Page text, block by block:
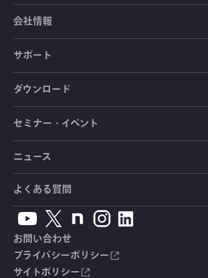
加速度センサ
圧力センサ
トルクセンサ
荷重計
土圧計
間隙水圧計
傾斜計
鉄筋計
沈下計
自動車用センサ
シートベルト張力計
操舵力・操舵角計
手ブレーキ計・チェンジレバー操作力
踏力計
ホイールトルクセンサ
人体ダミー用センサ
測定器
データロガー
指示計・表示器
増幅器（アンプ）
ハンディ測定器（チェッカ）
ソフトウェア
計測システム
道路用計測システム
鉄道用計測システム
自動車用計測システム
土木用計測システム
ブリッジボックス
ケーブル・コネクタ
アクセサリ
製品・サービスTopics
ひずみゲージ
センサ（変換器）
測定器
光ファイバ計測ソリューション - 学ぶ・調
共和技報
単位変換表
用語集
会社情報
拠点情報
会社概要
サポート
製品輸出時の取り扱いと該非判定書
毒物及び劇物譲受書
安全データシート（SDS）
カタログ・資料のダウンロード
生産終了製品一覧
拠点情報
ダウンロード
カタログ
取扱説明書
CADデータ
ソフトウェアバージョンアップ
総合カタログ
セミナー・イベント
セミナー・講習会
イベント・展示会
ニュース
よくある質問
お問い合わせ
プライバシーポリシー
サイトポリシー